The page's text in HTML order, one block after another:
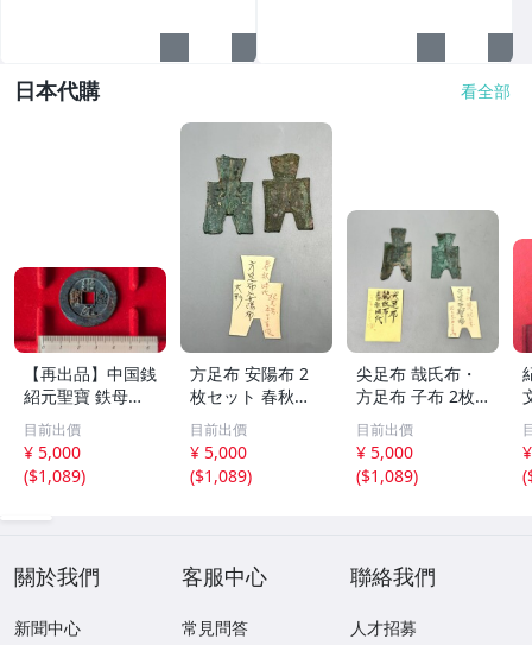
日本代購 看全部
【再出品】中国銭
紹元聖寶 鉄母
銭？
目前出價
¥ 5,000
($1,089)
方足布 安陽布 2
枚セット 春秋戦
国時代 中国古代
銭貨 布貨 布幣 銅
銭 古銭 コレクシ
ョン 貨幣
目前出價
¥ 5,000
($1,089)
尖足布 哉氏布・
方足布 子布 2枚
セット 中国戦国
古銭 布幣 古銭 貨
布 貨幣
目前出價
¥ 5,000
($1,089)
(
關於我們
新聞中心
客服中心
常見問答
聯絡我們
人才招募